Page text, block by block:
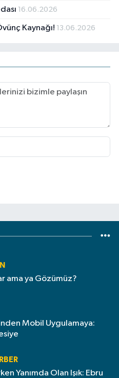
16.06.2026
Kaynağı! 13.06.2026
ama ya Gözümüz?
Mobil Uygulamaya:
Yanımda Olan Işık: Ebru